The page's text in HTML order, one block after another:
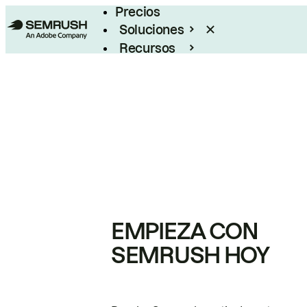
Precios
Soluciones
Recursos
EMPIEZA CON
SEMRUSH HOY